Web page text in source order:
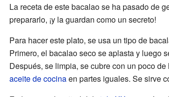
La receta de este bacalao se ha pasado de
prepararlo, ¡y la guardan como un secreto!
Para hacer este plato, se usa un tipo de
Primero, el bacalao seco se aplasta y luego
Después, se limpia, se cubre con un poco
aceite de cocinaen partes iguales. Se sirve